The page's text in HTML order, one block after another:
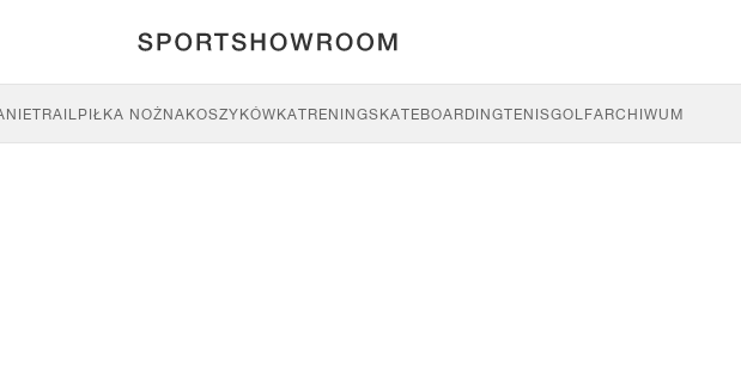
TRAILPIŁKA NOŻNAKOSZYKÓWKATRENINGSKATEBOARDINGTENISGOLFARCHIWUM